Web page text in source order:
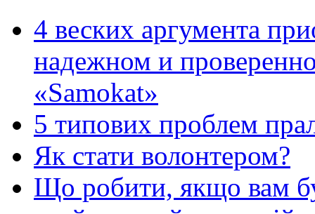
4 веских аргумента
надежном и
«Samokat»
5 типових проблем
Як стати волонтером?
Що робити, якщо вам